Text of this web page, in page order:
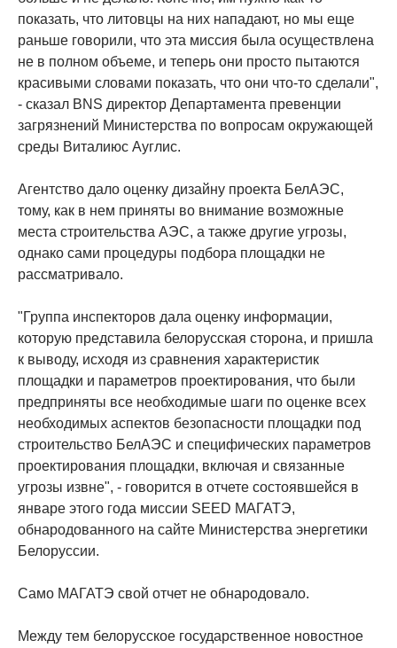
показать, что литовцы на них нападают, но мы еще
раньше говорили, что эта миссия была осуществлена
не в полном объеме, и теперь они просто пытаются
красивыми словами показать, что они что-то сделали",
- сказал BNS директор Департамента превенции
загрязнений Министерства по вопросам окружающей
среды Виталиюс Ауглис.
Агентство дало оценку дизайну проекта БелАЭС,
тому, как в нем приняты во внимание возможные
места строительства АЭС, а также другие угрозы,
однако сами процедуры подбора площадки не
рассматривало.
"Группа инспекторов дала оценку информации,
которую представила белорусская сторона, и пришла
к выводу, исходя из сравнения характеристик
площадки и параметров проектирования, что были
предприняты все необходимые шаги по оценке всех
необходимых аспектов безопасности площадки под
строительство БелАЭС и специфических параметров
проектирования площадки, включая и связанные
угрозы извне", - говорится в отчете состоявшейся в
январе этого года миссии SEED МАГАТЭ,
обнародованного на сайте Министерства энергетики
Белоруссии.
Само МАГАТЭ свой отчет не обнародовало.
Между тем белорусское государственное новостное